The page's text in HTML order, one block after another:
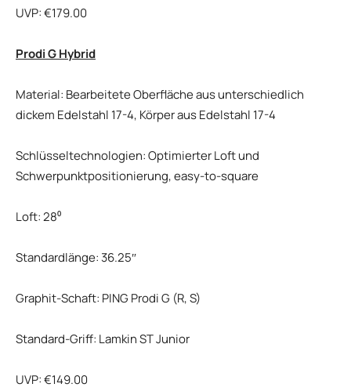
UVP: €179.00
Prodi G Hybrid
Material: Bearbeitete Oberfläche aus unterschiedlich
dickem Edelstahl 17-4, Körper aus Edelstahl 17-4
Schlüsseltechnologien: Optimierter Loft und
Schwerpunktpositionierung, easy-to-square
Loft: 28⁰
Standardlänge: 36.25″
Graphit-Schaft: PING Prodi G (R, S)
Standard-Griff: Lamkin ST Junior
UVP: €149.00